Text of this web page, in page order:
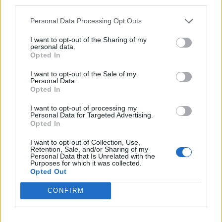
Personal Data Processing Opt Outs
I want to opt-out of the Sharing of my
personal data.
Opted In
I want to opt-out of the Sale of my
Personal Data.
Opted In
I want to opt-out of processing my
Personal Data for Targeted Advertising.
Opted In
I want to opt-out of Collection, Use,
Retention, Sale, and/or Sharing of my
Personal Data that Is Unrelated with the
Purposes for which it was collected.
Opted Out
CONFIRM
Koníčky a zájmy
Kategorií:0
Kultura, umění a filozofie
Kategorií:
Láska, vztahy a sex
Kategorií:0
Diskuzí:54
Náboženství